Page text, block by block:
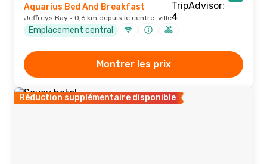
Aquarius Bed And Breakfast
Jeffreys Bay · 0,6 km depuis le centre-ville
Emplacement central
Montrer les prix
Réduction supplémentaire disponible